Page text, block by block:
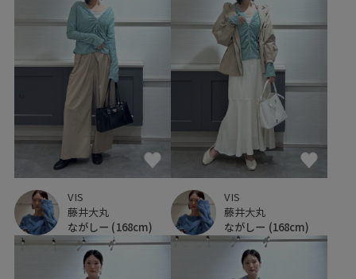
VIS
藤井大丸
ながしー (168cm)
VIS
藤井大丸
ながしー (168cm)